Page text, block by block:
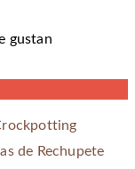
gustan
de Rechupete